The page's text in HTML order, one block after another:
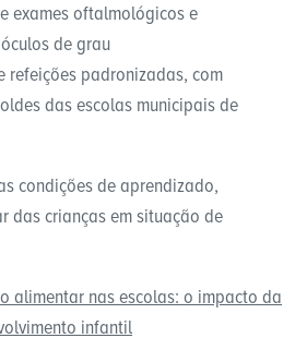
exames oftalmológicos e
de grau
refeições padronizadas, com
das escolas municipais de
condições de aprendizado,
das crianças em situação de
alimentar nas escolas: o impacto da
infantil